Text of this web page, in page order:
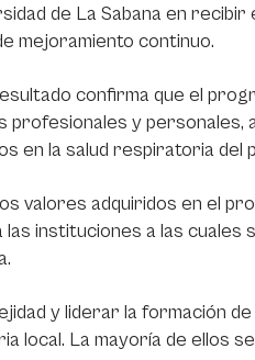
de La Sabana en recibir
mejoramiento continuo.
confirma que el
y personales,
en la salud respiratoria del
valores adquiridos en el
instituciones a las cuales
y liderar la formación
local. La mayoría de ellos